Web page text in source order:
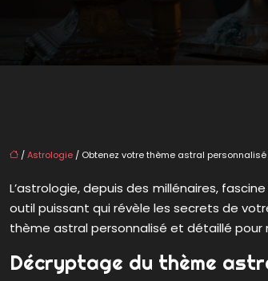
/Astrologie / Obtenez votre thème astral
L’astrologie, depuis des millénaires,
outil puissant qui révèle les secrets de
thème astral personnalisé et détaillé pour
Décryptage du thème